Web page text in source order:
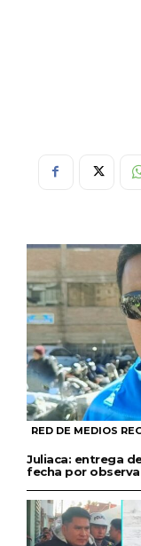
RED DE MEDIOS
Juliaca: entrega
fecha por